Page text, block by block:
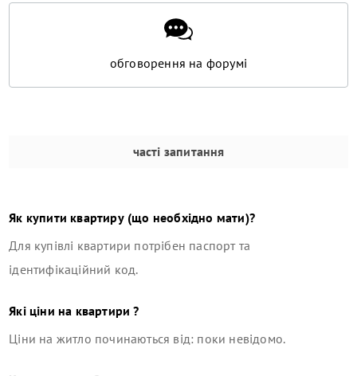
обговорення на форумі
часті запитання
Як купити квартиру (що необхідно мати)?
Для купівлі квартири потрібен паспорт та
ідентифікаційний код.
Які ціни на квартири ?
Ціни на житло починаються від: поки невідомо.